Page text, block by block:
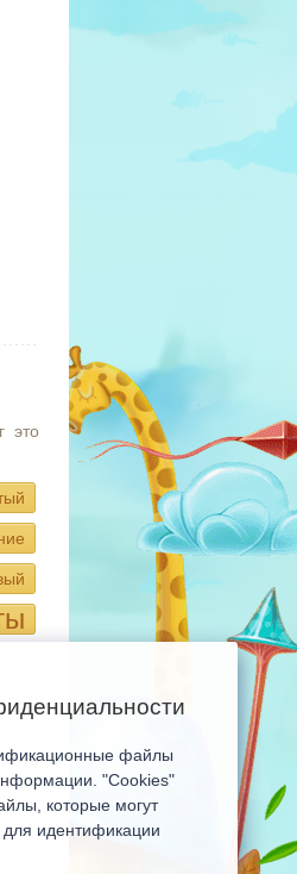
это
файлы
"Cookies"
которые могут
для идентификации